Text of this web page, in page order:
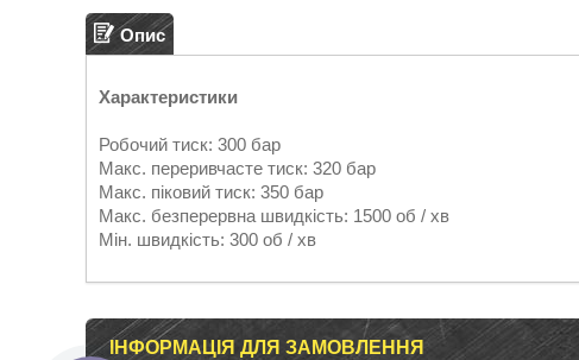
Опис
Характеристики
Робочий тиск: 300 бар
Макс. переривчасте тиск: 320 бар
Макс. піковий тиск: 350 бар
Макс. безперервна швидкість: 1500 об / хв
Мін. швидкість: 300 об / хв
ІНФОРМАЦІЯ ДЛЯ ЗАМОВЛЕННЯ